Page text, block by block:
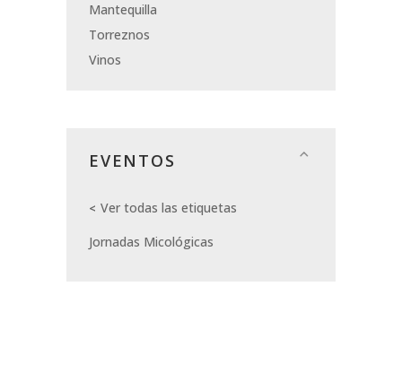
Mantequilla
Torreznos
Vinos
EVENTOS
Ver todas las etiquetas
Jornadas Micológicas